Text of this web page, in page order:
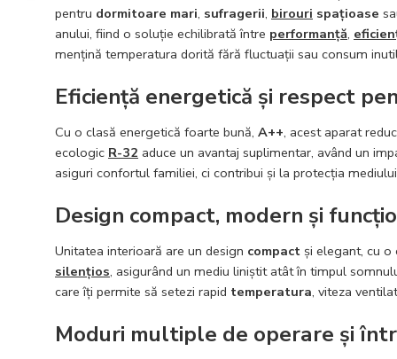
pentru dormitoare mari, sufragerii, birouri spațioase
anului, fiind o soluție echilibrată între performanță,
mențină temperatura dorită fără fluctuații sau consum
Eficiență energetică și respect
Cu o clasă energetică foarte bună, A++, acest aparat
ecologic R-32 aduce un avantaj suplimentar, având un
asiguri confortul familiei, ci contribui și la protecția
Design compact, modern și
Unitatea interioară are un design compact și elegant, cu
silențios, asigurând un mediu liniștit atât în timpul
care îți permite să setezi rapid temperatura, viteza
Moduri multiple de operare și